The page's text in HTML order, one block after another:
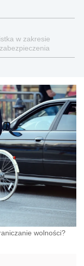
w zakresie
wolności?